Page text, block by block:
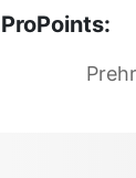
ProPoints: